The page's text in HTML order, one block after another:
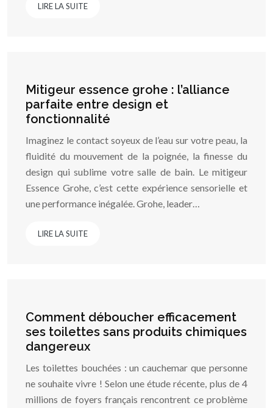
LIRE LA SUITE
Mitigeur essence grohe : l’alliance
parfaite entre design et
fonctionnalité
Imaginez le contact soyeux de l’eau sur votre peau, la
fluidité du mouvement de la poignée, la finesse du
design qui sublime votre salle de bain. Le mitigeur
Essence Grohe, c’est cette expérience sensorielle et
une performance inégalée. Grohe, leader…
LIRE LA SUITE
Comment déboucher efficacement
ses toilettes sans produits chimiques
dangereux
Les toilettes bouchées : un cauchemar que personne
ne souhaite vivre ! Selon une étude récente, plus de 4
millions de foyers français rencontrent ce problème